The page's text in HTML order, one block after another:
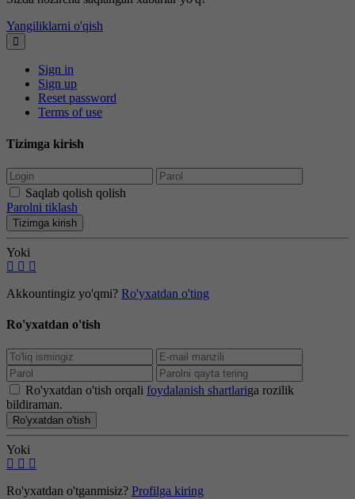
Yangiliklarni o'qish
Sign in
Sign up
Reset password
Terms of use
Tizimga kirish
Saqlab qolish qolish
Parolni tiklash
Tizimga kirish
Yoki
Akkountingiz yo'qmi? Ro'yxatdan o'ting
Ro'yxatdan o'tish
Ro'yxatdan o'tish orqali foydalanish shartlariga rozilik
bildiraman.
Ro'yxatdan o'tish
Yoki
Ro'yxatdan o'tganmisiz? Profilga kiring